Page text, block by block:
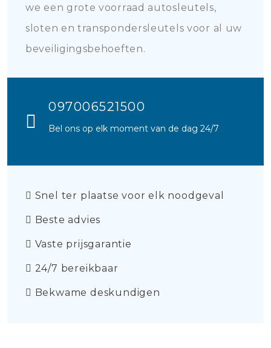
we een grote voorraad autosleutels,
sloten en transpondersleutels voor al uw
beveiligingsbehoeften.
097006521500
Bel ons op elk moment van de dag 24/7
Snel ter plaatse voor elk noodgeval
Beste advies
Vaste prijsgarantie
24/7 bereikbaar
Bekwame deskundigen